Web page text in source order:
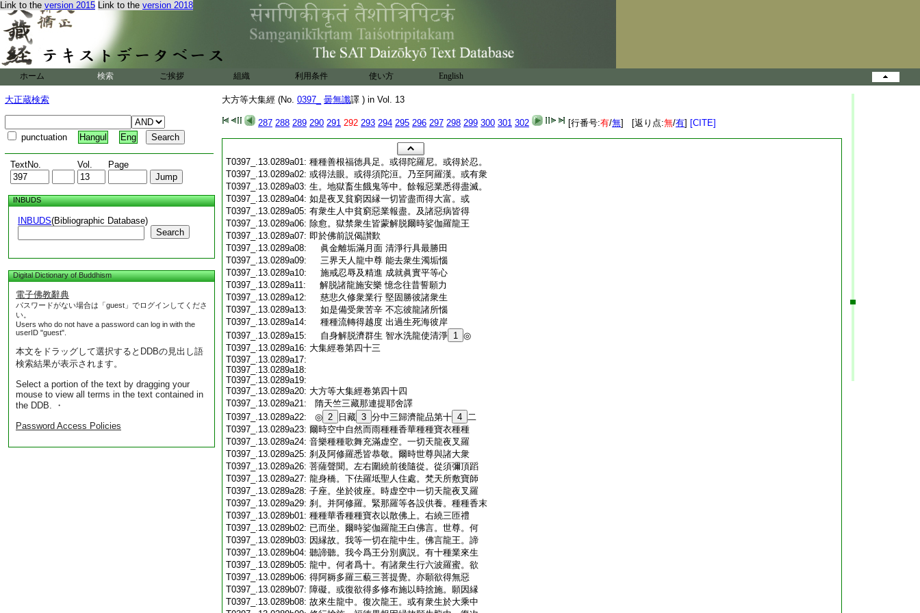
Link to the version 2015 Link to the version 2018
ホーム 検索 ご挨拶 組織 利用条件 使い方 English
大正蔵検索
punctuation Hangul Eng
TextNo. Vol. Page
INBUDS
INBUDS(Bibliographic Database)
Search
Digital Dictionary of Buddhism
電子佛教辭典
パスワードがない場合は「guest」でログインしてくださ
い。
Users who do not have a password can log in with the
userID "guest".
本文をドラッグして選択するとDDBの見出し語
検索結果が表示されます。
Select a portion of the text by dragging your
mouse to view all terms in the text contained in
the DDB. ・
Password Access Policies
大方等大集經 (No. 0397_ 曇無讖譯 ) in Vol. 13
287 288 289 290 291 292 293 294 295 296 297 298 299 300 301 302 [行番号:有/無] [返り点:無/有] [CITE]
T0397_.13.0289a01: 種種善根福徳具足。或得陀羅尼。或得於忍。
T0397_.13.0289a02: 或得法眼。或得須陀洹。乃至阿羅漢。或有衆
T0397_.13.0289a03: 生。地獄畜生餓鬼等中。餘報惡業悉得盡滅。
T0397_.13.0289a04: 如是夜叉貧窮因縁一切皆盡而得大富。或
T0397_.13.0289a05: 有衆生人中貧窮惡業報盡。及諸惡病皆得
T0397_.13.0289a06: 除愈。獄禁衆生皆蒙解脱爾時娑伽羅龍王
T0397_.13.0289a07: 即於佛前説偈讃歎
T0397_.13.0289a08:
眞金離垢滿月面 清淨行具最勝田
T0397_.13.0289a09:
三界天人龍中尊 能去衆生濁垢惱
T0397_.13.0289a10:
施戒忍辱及精進 成就眞實平等心
T0397_.13.0289a11:
解脱諸龍施安樂 憶念往昔誓願力
T0397_.13.0289a12:
慈悲久修衆業行 堅固勝彼諸衆生
T0397_.13.0289a13:
如是備受衆苦辛 不忘彼龍諸所惱
T0397_.13.0289a14:
種種流轉得越度 出過生死海彼岸
T0397_.13.0289a15:
自身解脱濟群生 智水洗龍使清淨 1 ◎
T0397_.13.0289a16: 大集經卷第四十三
T0397_.13.0289a17:
T0397_.13.0289a18:
T0397_.13.0289a19:
T0397_.13.0289a20: 大方等大集經卷第四十四
T0397_.13.0289a21:
隋天竺三藏那連提耶舍譯
T0397_.13.0289a22:
◎ 2 日藏 3 分中三歸濟龍品第十 4 二
T0397_.13.0289a23: 爾時空中自然而雨種種香華種種寶衣種種
T0397_.13.0289a24: 音樂種種歌舞充滿虚空。一切天龍夜叉羅
T0397_.13.0289a25: 刹及阿修羅悉皆恭敬。爾時世尊與諸大衆
T0397_.13.0289a26: 菩薩聲聞。左右圍繞前後隨從。從須彌頂蹈
T0397_.13.0289a27: 龍身橋。下佉羅坻聖人住處。梵天所敷寶師
T0397_.13.0289a28: 子座。坐於彼座。時虚空中一切天龍夜叉羅
T0397_.13.0289a29: 刹。并阿修羅。緊那羅等各設供養。種種香末
T0397_.13.0289b01: 種種華香種種寶衣以散佛上。右繞三匝禮
T0397_.13.0289b02: 已而坐。爾時娑伽羅龍王白佛言。世尊。何
T0397_.13.0289b03: 因縁故。我等一切在龍中生。佛言龍王。諦
T0397_.13.0289b04: 聽諦聽。我今爲王分別廣説。有十種業來生
T0397_.13.0289b05: 龍中。何者爲十。有諸衆生行六波羅蜜。欲
T0397_.13.0289b06: 得阿耨多羅三藐三菩提覺。亦願欲得無惡
T0397_.13.0289b07: 障礙。或復欲得多修布施以時捨施。願因縁
T0397_.13.0289b08: 故來生龍中。復次龍王。或有衆生於大乘中